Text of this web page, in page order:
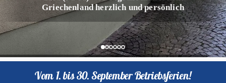
Vom 1. bis 30. September Betriebsferien!